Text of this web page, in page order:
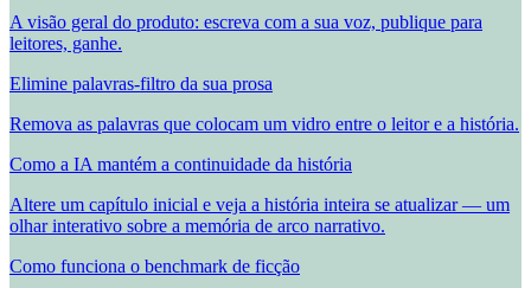
A visão geral do produto: escreva com a sua voz, publique para
leitores, ganhe.
Elimine palavras-filtro da sua prosa
Remova as palavras que colocam um vidro entre o leitor e a história.
Como a IA mantém a continuidade da história
Altere um capítulo inicial e veja a história inteira se atualizar — um
olhar interativo sobre a memória de arco narrativo.
Como funciona o benchmark de ficção